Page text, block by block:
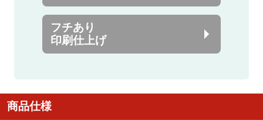
フチあり
印刷仕上げ
商品仕様